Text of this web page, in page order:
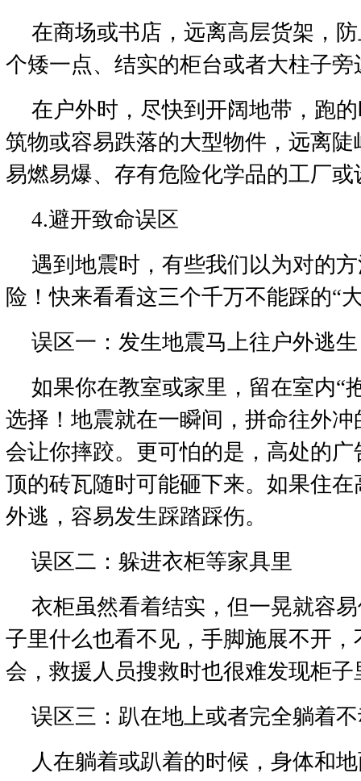
在商场或书店，远离高层货架，
个矮一点、结实的柜台或者大柱子旁
在户外时，尽快到开阔地带，跑
筑物或容易跌落的大型物件，远离
易燃易爆、存有危险化学品的工厂或
4.避开致命误区
遇到地震时，有些我们以为对的
险！快来看看这三个千万不能踩的“
误区一：发生地震马上往户外逃生
如果你在教室或家里，留在室内“
选择！地震就在一瞬间，拼命往外
会让你摔跤。更可怕的是，高处的
顶的砖瓦随时可能砸下来。如果住
外逃，容易发生踩踏踩伤。
误区二：躲进衣柜等家具里
衣柜虽然看着结实，但一晃就容
子里什么也看不见，手脚施展不开
会，救援人员搜救时也很难发现柜子
误区三：趴在地上或者完全躺着
人在躺着或趴着的时候，身体和